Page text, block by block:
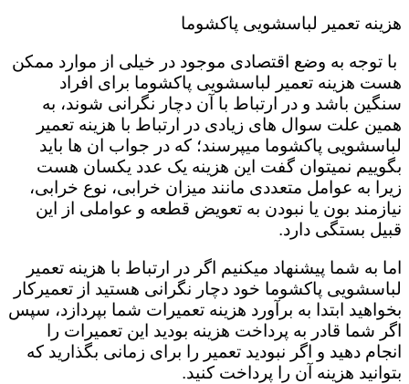
هزینه تعمیر لباسشویی پاکشوما
با توجه به وضع اقتصادی موجود در خیلی از موارد ممکن
هست هزینه تعمیر لباسشویی پاکشوما برای افراد
سنگین باشد و در ارتباط با آن دچار نگرانی شوند، به
همین علت سوال های زیادی در ارتباط با هزینه تعمیر
لباسشویی پاکشوما میپرسند؛ که در جواب ان ها باید
بگوییم نمیتوان گفت این هزینه یک عدد یکسان هست
زیرا به عوامل متعددی مانند میزان خرابی، نوع خرابی،
نیازمند بون یا نبودن به تعویض قطعه و عواملی از این
قبیل بستگی دارد.
اما به شما پیشنهاد میکنیم اگر در ارتباط با هزینه تعمیر
لباسشویی پاکشوما خود دچار نگرانی هستید از تعمیرکار
بخواهید ابتدا به برآورد هزینه تعمیرات شما بپردازد، سپس
اگر شما قادر به پرداخت هزینه بودید این تعمیرات را
انجام دهید و اگر نبودید تعمیر را برای زمانی بگذارید که
بتوانید هزینه آن را پرداخت کنید.